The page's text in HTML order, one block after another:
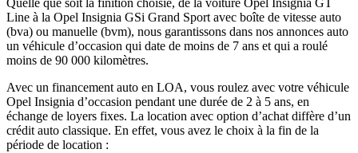
Quelle que soit la finition choisie, de la voiture Opel Insignia GT
Line à la Opel Insignia GSi Grand Sport avec boîte de vitesse auto
(bva) ou manuelle (bvm), nous garantissons dans nos annonces auto
un véhicule d’occasion qui date de moins de 7 ans et qui a roulé
moins de 90 000 kilomètres.
Avec un financement auto en LOA, vous roulez avec votre véhicule
Opel Insignia d’occasion pendant une durée de 2 à 5 ans, en
échange de loyers fixes. La location avec option d’achat diffère d’un
crédit auto classique. En effet, vous avez le choix à la fin de la
période de location :